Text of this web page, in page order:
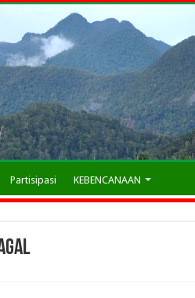
Partisipasi KEBENCANAAN